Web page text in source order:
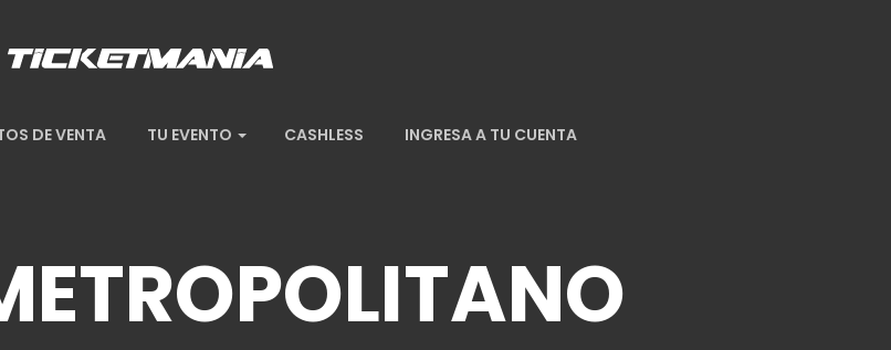
DE VENTA TU EVENTO CASHLESS INGRESA A TU CUENTA